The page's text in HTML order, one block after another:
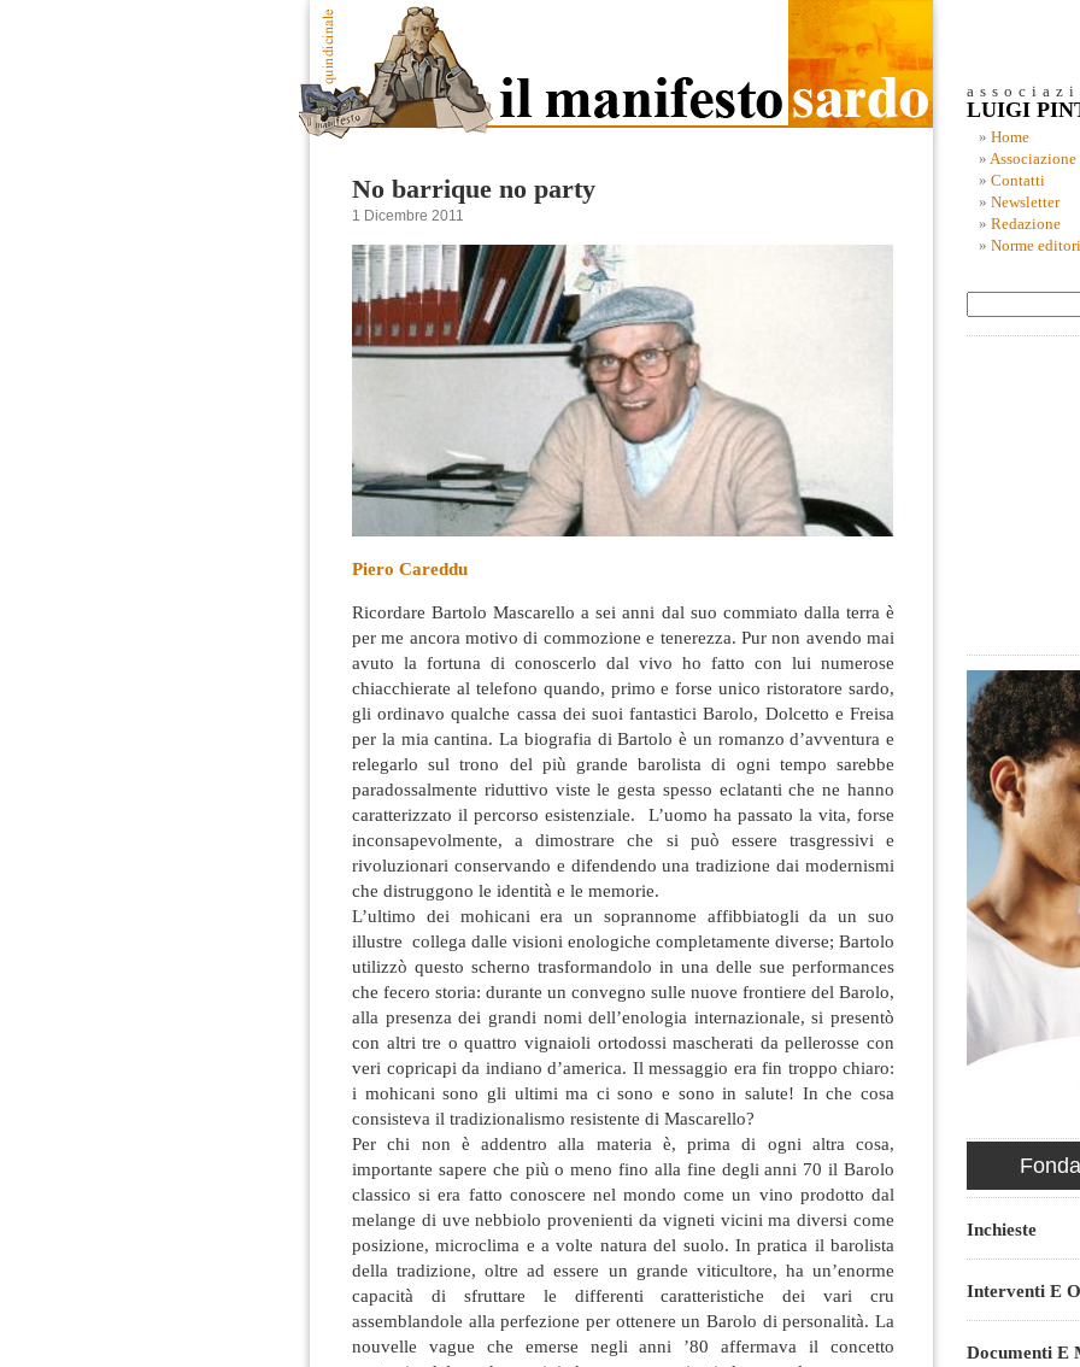
No barrique no party
1 Dicembre 2011
Piero Careddu
Ricordare Bartolo Mascarello a sei anni dal suo commiato dalla terra è
per me ancora motivo di commozione e tenerezza. Pur non avendo mai
avuto la fortuna di conoscerlo dal vivo ho fatto con lui numerose
chiacchierate al telefono quando, primo e forse unico ristoratore sardo,
gli ordinavo qualche cassa dei suoi fantastici Barolo, Dolcetto e Freisa
per la mia cantina. La biografia di Bartolo è un romanzo d’avventura e
relegarlo sul trono del più grande barolista di ogni tempo sarebbe
paradossalmente riduttivo viste le gesta spesso eclatanti che ne hanno
caratterizzato il percorso esistenziale. L’uomo ha passato la vita, forse
inconsapevolmente, a dimostrare che si può essere trasgressivi e
rivoluzionari conservando e difendendo una tradizione dai modernismi
che distruggono le identità e le memorie.
L’ultimo dei mohicani era un soprannome affibbiatogli da un suo
illustre collega dalle visioni enologiche completamente diverse; Bartolo
utilizzò questo scherno trasformandolo in una delle sue performances
che fecero storia: durante un convegno sulle nuove frontiere del Barolo,
alla presenza dei grandi nomi dell’enologia internazionale, si presentò
con altri tre o quattro vignaioli ortodossi mascherati da pellerosse con
veri copricapi da indiano d’america. Il messaggio era fin troppo chiaro:
i mohicani sono gli ultimi ma ci sono e sono in salute! In che cosa
consisteva il tradizionalismo resistente di Mascarello?
Per chi non è addentro alla materia è, prima di ogni altra cosa,
importante sapere che più o meno fino alla fine degli anni 70 il Barolo
classico si era fatto conoscere nel mondo come un vino prodotto dal
melange di uve nebbiolo provenienti da vigneti vicini ma diversi come
posizione, microclima e a volte natura del suolo. In pratica il barolista
della tradizione, oltre ad essere un grande viticultore, ha un’enorme
capacità di sfruttare le differenti caratteristiche dei vari cru
assemblandole alla perfezione per ottenere un Barolo di personalità. La
nouvelle vague che emerse negli anni ’80 affermava il concetto
LUIGI
Home
Associazione
Contatti
Newsletter
Redazione
Norme
Inchieste
Interventi E
Documenti E